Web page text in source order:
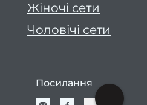
Жіночі сети
Чоловічі сети
Посилання